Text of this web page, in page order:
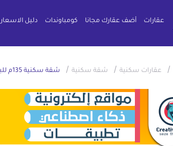
عقارات أضف عقارك مجانا كومباوندات دليل الاسعار
/ عقارات سكنية / شقة سكنية / شقة سكنية 135م للبيع كاش بشبرا القاهرة